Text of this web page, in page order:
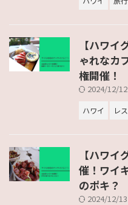
【ハワ
ゃれなカ
権開催！
2024/12/12
ハワイ レ
【ハワ
催！ワイ
のポキ？
2024/12/13